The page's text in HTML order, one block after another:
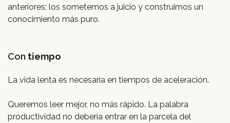
anteriores; los sometemos a juicio y construimos un
conocimiento más puro.
Con tiempo
La vida lenta es necesaria en tiempos de aceleración.
Queremos leer mejor, no más rápido. La palabra
productividad no debería entrar en la parcela del